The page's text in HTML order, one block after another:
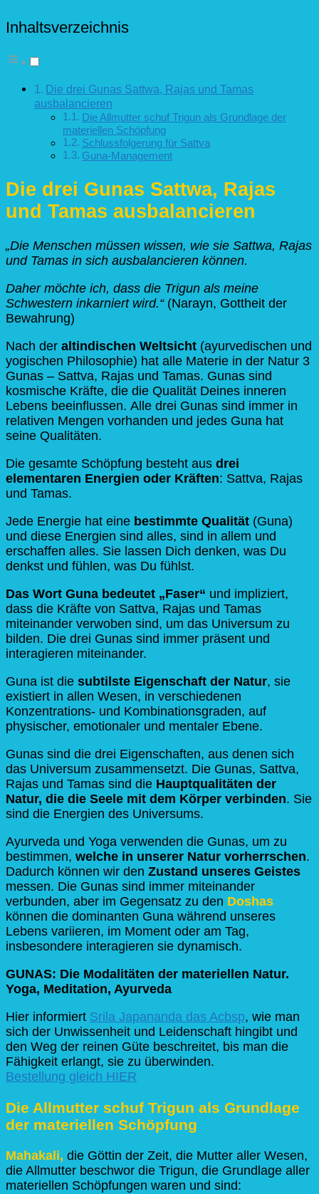
Inhaltsverzeichnis
Die drei Gunas Sattwa, Rajas und Tamas
ausbalancieren
Die Allmutter schuf Trigun als Grundlage der
materiellen Schöpfung
Schlussfolgerung für Sattva
Guna-Management
Die drei Gunas Sattwa, Rajas
und Tamas ausbalancieren
„Die Menschen müssen wissen, wie sie Sattwa, Rajas
und Tamas in sich ausbalancieren können.
Daher möchte ich, dass die Trigun als meine
Schwestern inkarniert wird.“ (Narayn, Gottheit der
Bewahrung)
Nach der altindischen Weltsicht (ayurvedischen und
yogischen Philosophie) hat alle Materie in der Natur 3
Gunas – Sattva, Rajas und Tamas. Gunas sind
kosmische Kräfte, die die Qualität Deines inneren
Lebens beeinflussen. Alle drei Gunas sind immer in
relativen Mengen vorhanden und jedes Guna hat
seine Qualitäten.
Die gesamte Schöpfung besteht aus drei
elementaren Energien oder Kräften: Sattva, Rajas
und Tamas.
Jede Energie hat eine bestimmte Qualität (Guna)
und diese Energien sind alles, sind in allem und
erschaffen alles. Sie lassen Dich denken, was Du
denkst und fühlen, was Du fühlst.
Das Wort Guna bedeutet „Faser“ und impliziert,
dass die Kräfte von Sattva, Rajas und Tamas
miteinander verwoben sind, um das Universum zu
bilden. Die drei Gunas sind immer präsent und
interagieren miteinander.
Guna ist die subtilste Eigenschaft der Natur, sie
existiert in allen Wesen, in verschiedenen
Konzentrations- und Kombinationsgraden, auf
physischer, emotionaler und mentaler Ebene.
Gunas sind die drei Eigenschaften, aus denen sich
das Universum zusammensetzt. Die Gunas, Sattva,
Rajas und Tamas sind die Hauptqualitäten der
Natur, die die Seele mit dem Körper verbinden. Sie
sind die Energien des Universums.
Ayurveda und Yoga verwenden die Gunas, um zu
bestimmen, welche in unserer Natur vorherrschen.
Dadurch können wir den Zustand unseres Geistes
messen. Die Gunas sind immer miteinander
verbunden, aber im Gegensatz zu den Doshas
können die dominanten Guna während unseres
Lebens variieren, im Moment oder am Tag,
insbesondere interagieren sie dynamisch.
GUNAS: Die Modalitäten der materiellen Natur.
Yoga, Meditation, Ayurveda
Hier informiert Srila Japananda das Acbsp, wie man
sich der Unwissenheit und Leidenschaft hingibt und
den Weg der reinen Güte beschreitet, bis man die
Fähigkeit erlangt, sie zu überwinden.
Bestellung gleich HIER
Die Allmutter schuf Trigun als Grundlage
der materiellen Schöpfung
Mahakali, die Göttin der Zeit, die Mutter aller Wesen,
die Allmutter beschwor die Trigun, die Grundlage aller
materiellen Schöpfungen waren und sind: